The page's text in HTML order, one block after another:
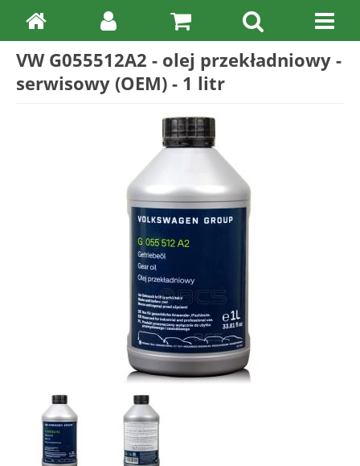
VW G055512A2 - olej przekładniowy -
serwisowy (OEM) - 1 litr